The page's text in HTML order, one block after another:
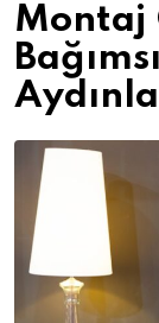
Montaj